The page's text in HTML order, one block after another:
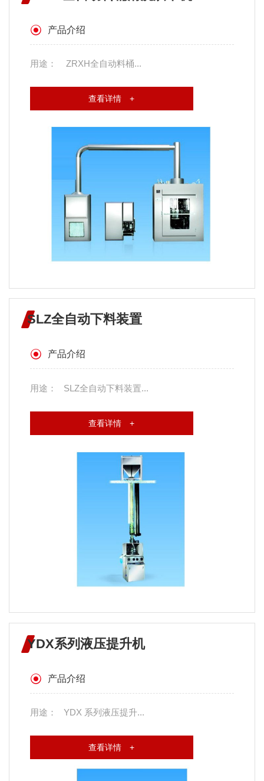
产品介绍
用途： ZRXH全自动料桶...
查看详情 +
SLZ全自动下料装置
产品介绍
用途： SLZ全自动下料装置...
查看详情 +
YDX系列液压提升机
产品介绍
用途： YDX 系列液压提升...
查看详情 +